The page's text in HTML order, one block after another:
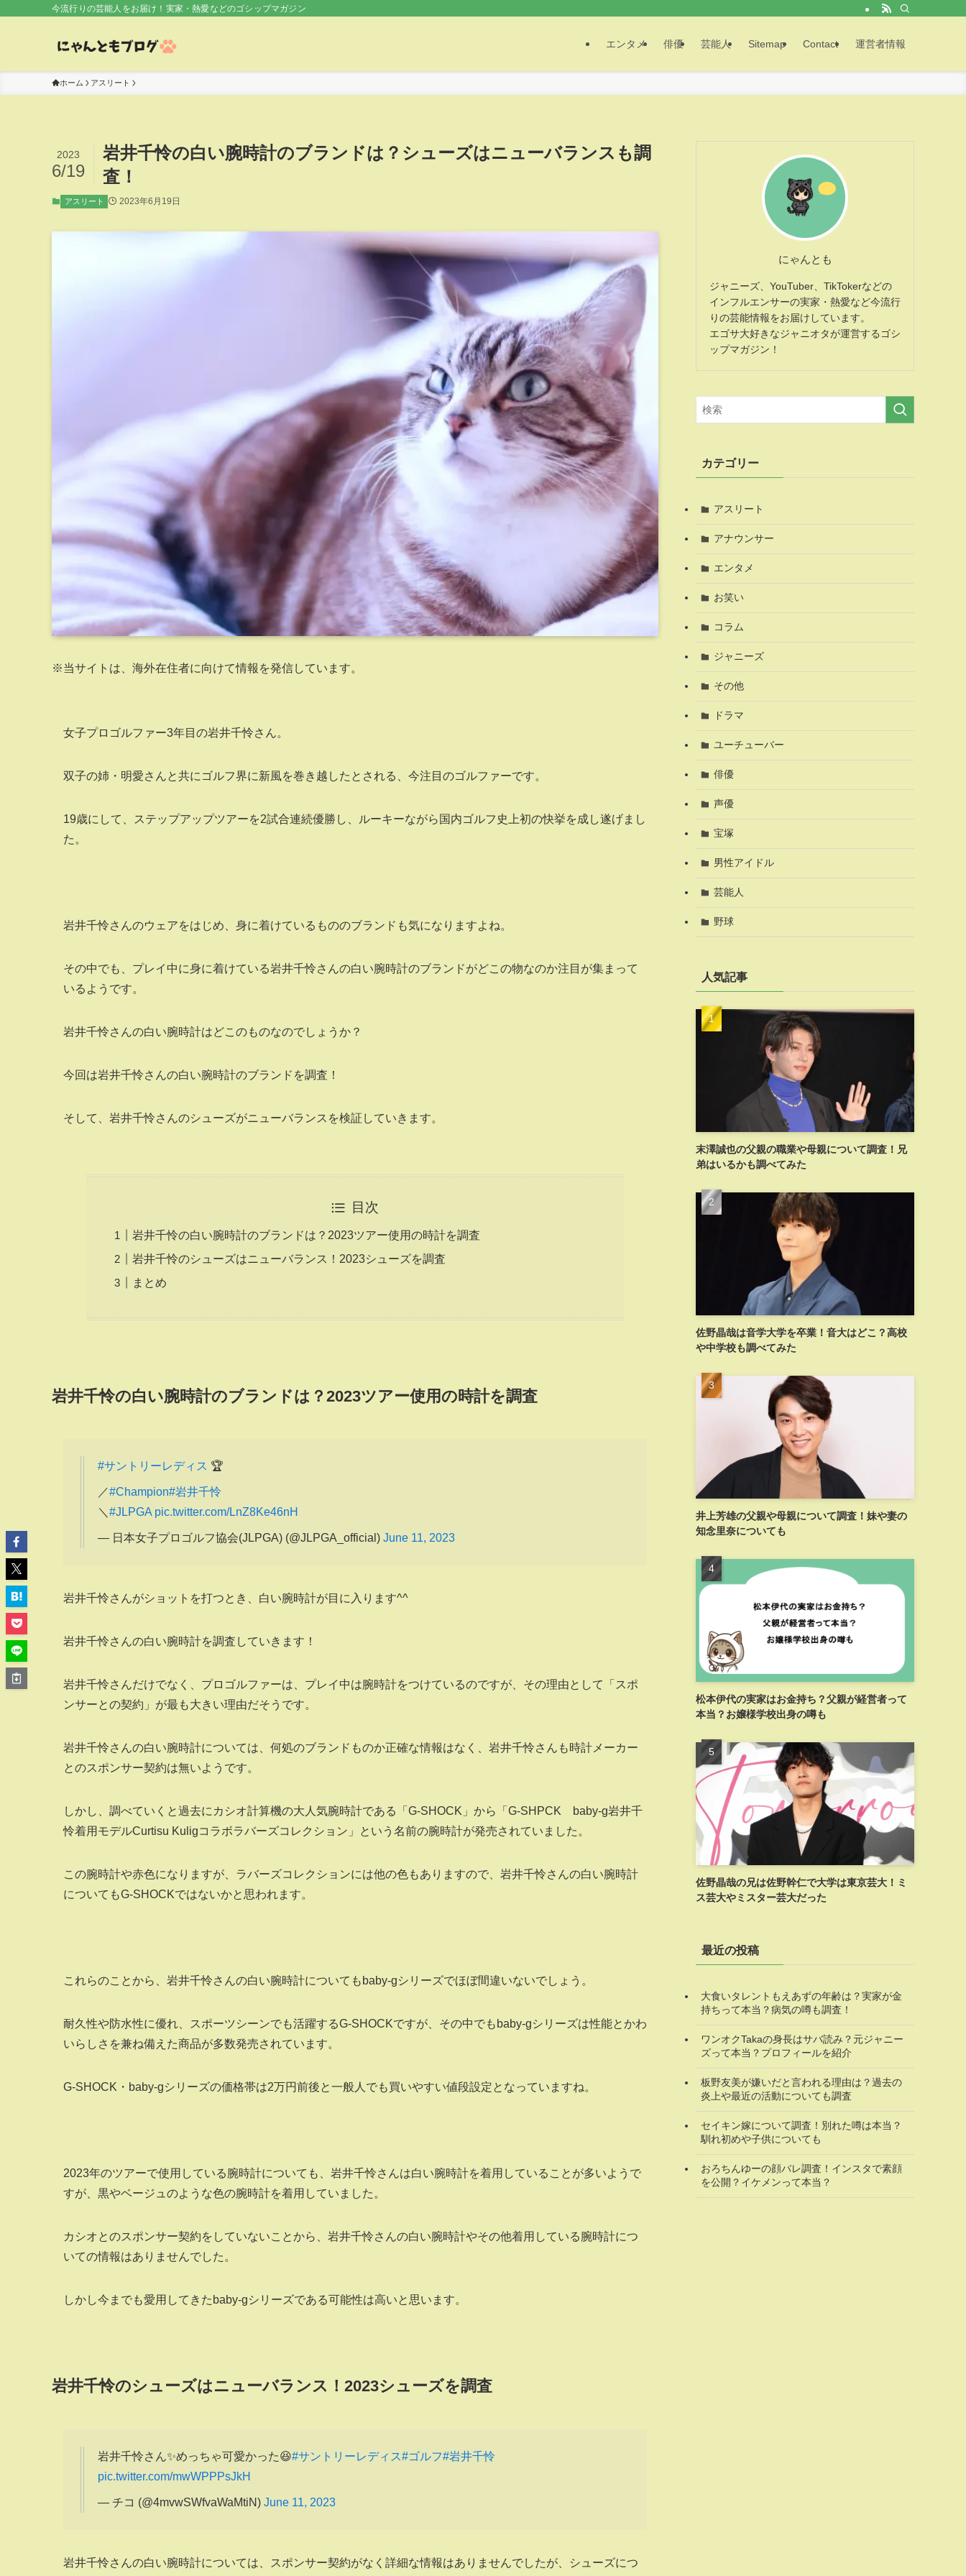
今流行りの芸能人をお届け！実家・熱愛などのゴシップマガジン
エンタメ 俳優 芸能人 Sitemap Contact 運営者情報
ホーム アスリート
岩井千怜の白い腕時計のブランドは？シューズはニューバランスも調
査！
2023
6/19
アスリート 2023年6月19日
※当サイトは、海外在住者に向けて情報を発信しています。
女子プロゴルファー3年目の岩井千怜さん。
双子の姉・明愛さんと共にゴルフ界に新風を巻き越したとされる、今注目のゴルファーです。
19歳にして、ステップアップツアーを2試合連続優勝し、ルーキーながら国内ゴルフ史上初の快挙を成し遂げまし
た。
岩井千怜さんのウェアをはじめ、身に着けているもののブランドも気になりますよね。
その中でも、プレイ中に身に着けている岩井千怜さんの白い腕時計のブランドがどこの物なのか注目が集まって
いるようです。
岩井千怜さんの白い腕時計はどこのものなのでしょうか？
今回は岩井千怜さんの白い腕時計のブランドを調査！
そして、岩井千怜さんのシューズがニューバランスを検証していきます。
目次
岩井千怜の白い腕時計のブランドは？2023ツアー使用の時計を調査
岩井千怜のシューズはニューバランス！2023シューズを調査
まとめ
岩井千怜の白い腕時計のブランドは？2023ツアー使用の 時計を調査
#サントリーレディス 🏆
／#Champion#岩井千怜
＼ #JLPGA pic.twitter.com/LnZ8Ke46nH
— 日本女子プロゴルフ協会(JLPGA) (@JLPGA_official) June 11, 2023
岩井千怜さんがショットを打つとき、白い腕時計が目に入ります^^
岩井千怜さんの白い腕時計を調査していきます！
岩井千怜さんだけでなく、プロゴルファーは、プレイ中は腕時計をつけているのですが、その理由として「スポ
ンサーとの契約」が最も大きい理由だそうです。
岩井千怜さんの白い腕時計については、何処のブランドものか正確な情報はなく、岩井千怜さんも時計メーカー
とのスポンサー契約は無いようです。
しかし、調べていくと過去にカシオ計算機の大人気腕時計である「G‐SHOCK」から「G-SHPCK baby-g岩井千
怜着用モデルCurtisu Kuligコラボラバーズコレクション」という名前の腕時計が発売されていました。
この腕時計や赤色になりますが、ラバーズコレクションには他の色もありますので、岩井千怜さんの白い腕時計
についてもG‐SHOCKではないかと思われます。
これらのことから、岩井千怜さんの白い腕時計についてもbaby-gシリーズでほぼ間違いないでしょう。
耐久性や防水性に優れ、スポーツシーンでも活躍するG‐SHOCKですが、その中でもbaby-gシリーズは性能とかわ
いらしさを兼ね備えた商品が多数発売されています。
G‐SHOCK・baby-gシリーズの価格帯は2万円前後と一般人でも買いやすい値段設定となっていますね。
2023年のツアーで使用している腕時計についても、岩井千怜さんは白い腕時計を着用していることが多いようで
すが、黒やベージュのような色の腕時計を着用していました。
カシオとのスポンサー契約をしていないことから、岩井千怜さんの白い腕時計やその他着用している腕時計につ
いての情報はありませんでした。
しかし今までも愛用してきたbaby-gシリーズである可能性は高いと思います。
岩井千怜のシューズはニューバランス！2023シューズを調査
岩井千怜さん✨めっちゃ可愛かった😆#サントリーレディス#ゴルフ#岩井千怜
pic.twitter.com/mwWPPPsJkH
— チコ (@4mvwSWfvaWaMtiN) June 11, 2023
岩井千怜さんの白い腕時計については、スポンサー契約がなく詳細な情報はありませんでしたが、シューズにつ
にゃんとも
ジャニーズ、YouTuber、TikTokerなどの
インフルエンサーの実家・熱愛など今流行
りの芸能情報をお届けしています。
エゴサ大好きなジャニオタが運営するゴシ
ップマガジン！
カテゴリー
アスリート
アナウンサー
エンタメ
お笑い
コラム
ジャニーズ
その他
ドラマ
ユーチューバー
俳優
声優
宝塚
男性アイドル
芸能人
野球
人気記事
末澤誠也の父親の職業や母親について調査！兄
弟はいるかも調べてみた
佐野晶哉は音学大学を卒業！音大はどこ？高校
や中学校も調べてみた
井上芳雄の父親や母親について調査！妹や妻の
知念里奈についても
松本伊代の実家はお金持ち？父親が経営者って
本当？お嬢様学校出身の噂も
佐野晶哉の兄は佐野幹仁で大学は東京芸大！ミ
ス芸大やミスター芸大だった
最近の投稿
大食いタレントもえあずの年齢は？実家が金
持ちって本当？病気の噂も調査！
ワンオクTakaの身長はサバ読み？元ジャニー
ズって本当？プロフィールを紹介
板野友美が嫌いだと言われる理由は？過去の
炎上や最近の活動についても調査
セイキン嫁について調査！別れた噂は本当？
馴れ初めや子供についても
おろちんゆーの顔バレ調査！インスタで素顔
を公開？イケメンって本当？